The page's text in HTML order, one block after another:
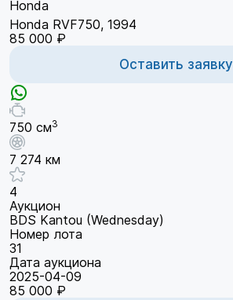
Honda RVF750, 1994
85 000 ₽
Оставить заявку
750 см3
7 274 км
4
Аукцион
BDS Kantou (Wednesday)
Номер лота
31
Дата аукциона
2025-04-09
85 000 ₽